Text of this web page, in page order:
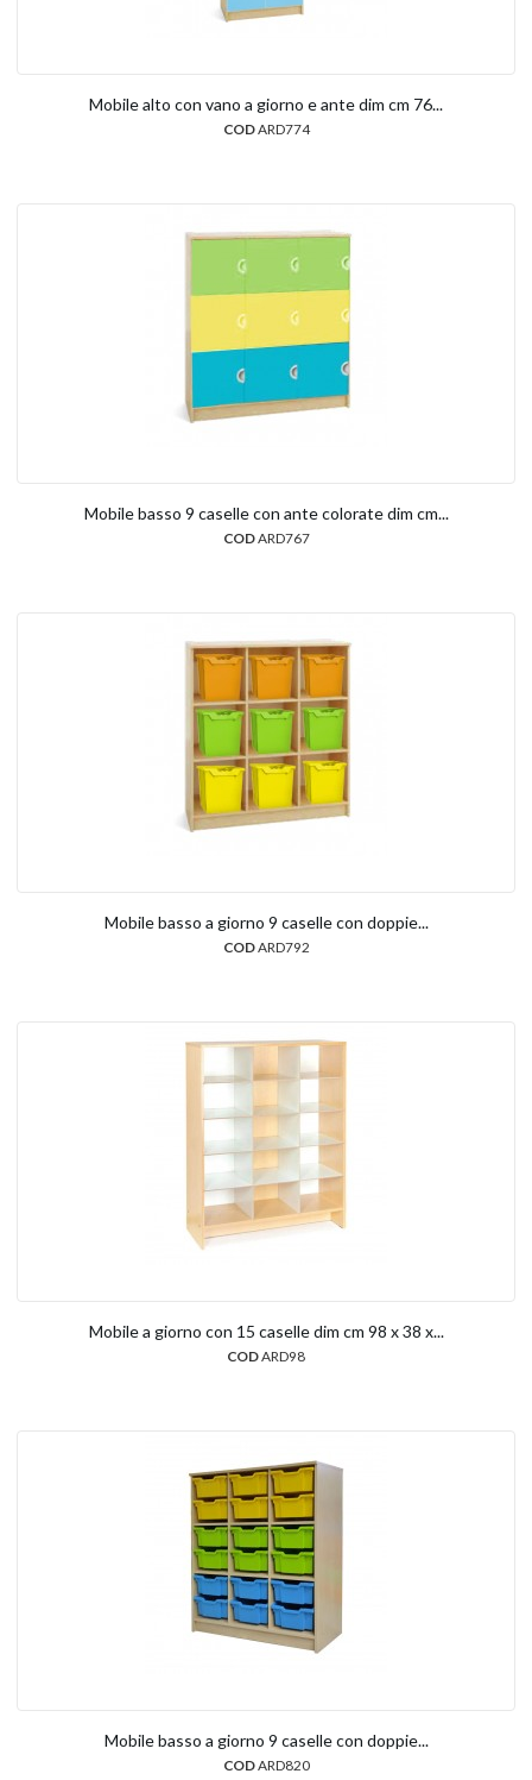
Mobile alto con vano a giorno e ante dim cm 76...
CODARD774
Mobile basso 9 caselle con ante colorate dim cm...
CODARD767
Mobile basso a giorno 9 caselle con doppie...
CODARD792
Mobile a giorno con 15 caselle dim cm 98 x 38 x...
CODARD98
Mobile basso a giorno 9 caselle con doppie...
CODARD820